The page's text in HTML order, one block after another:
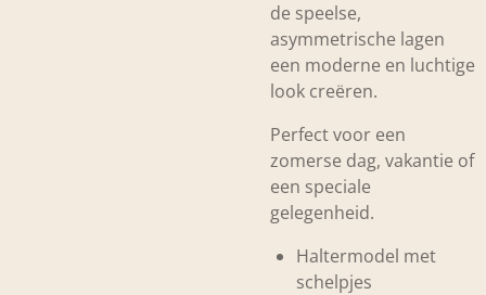
de speelse,
asymmetrische lagen
een moderne en luchtige
look creëren.
Perfect voor een
zomerse dag, vakantie of
een speciale
gelegenheid.
Haltermodel met
schelpjes